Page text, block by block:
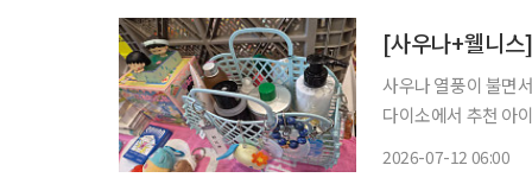
[사우나+웰니
사우나 열풍이 불면
다이소에서 추천 아
2026-07-12 06:00